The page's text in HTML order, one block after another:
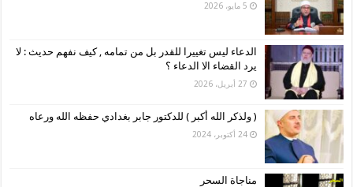
5 مايو، 2026
الدعاء ليس تغييرا للقدر بل من تمامه , كيف نفهم حديث : لا
يرد القضاء الا الدعاء ؟
27 أبريل، 2026
( ولذكر الله أكبر ) للدكتور جابر بغدادي حفظه الله ورعاه
24 أكتوبر، 2024
مناجاة السحر